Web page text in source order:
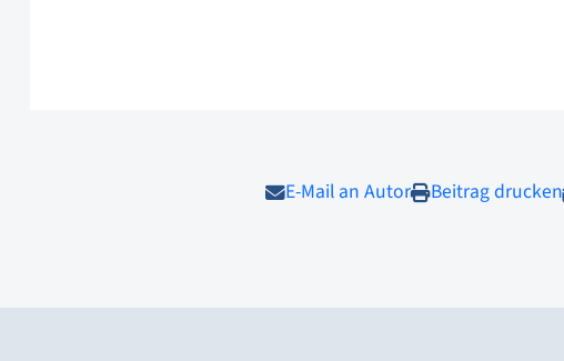
E-Mail an Autor Beitrag drucken